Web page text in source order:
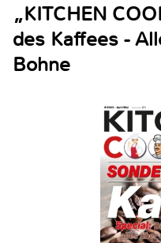
„KITCHEN
des Kaffees -
Bohne